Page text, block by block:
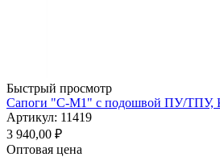
Быстрый просмотр
Сапоги "С-М1" с подошвой ПУ/
Артикул: 11419
3 940,00 ₽
Оптовая цена